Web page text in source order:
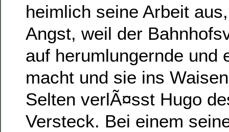
heimlich seine Arbeit
Angst, weil der
auf herumlungernde und
macht und sie ins
Selten verlÃ¤sst Hugo
Versteck. Bei einem